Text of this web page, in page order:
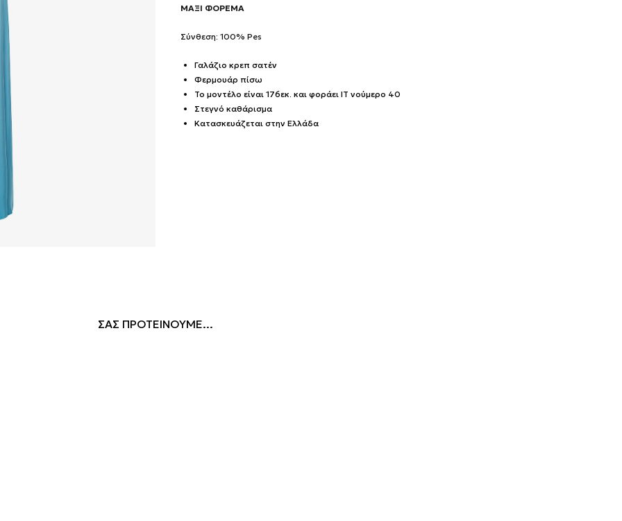
ΜΑΞΙ ΦΟΡΕΜΑ
Σύνθεση: 100% Pes
Γαλάζιο κρεπ σατέν
Φερμουάρ πίσω
Το μοντέλο είναι 176εκ. και φοράει IT νούμερο 40
Στεγνό καθάρισμα
Κατασκευάζεται στην Ελλάδα
ΣΑΣ ΠΡΟΤΕΙΝΟΥΜΕ...